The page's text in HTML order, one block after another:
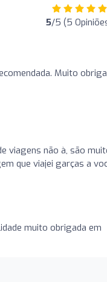
5/5 (5
Muito
viagens não à, são
que viajei garças a
muito obrigada em